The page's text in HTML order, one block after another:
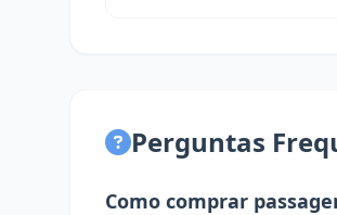
Perguntas
Como comprar